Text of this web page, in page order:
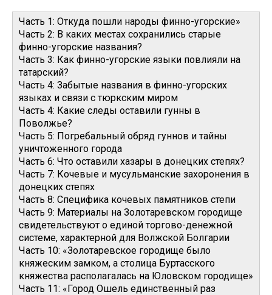
Часть 1: Откуда пошли народы финно-угорские»
Часть 2: В каких местах сохранились старые
финно-угорские названия?
Часть 3: Как финно-угорские языки повлияли на
татарский?
Часть 4: Забытые названия в финно-угорских
языках и связи с тюркским миром
Часть 4: Какие следы оставили гунны в
Поволжье?
Часть 5: Погребальный обряд гуннов и тайны
уничтоженного города
Часть 6: Что оставили хазары в донецких степях?
Часть 7: Кочевые и мусульманские захоронения в
донецких степях
Часть 8: Специфика кочевых памятников степи
Часть 9: Материалы на Золотаревском городище
свидетельствуют о единой торгово-денежной
системе, характерной для Волжской Болгарии
Часть 10: «Золотаревское городище было
княжеским замком, а столица Буртасского
княжества располагалась на Юловском городище»
Часть 11: «Город Ошель единственный раз